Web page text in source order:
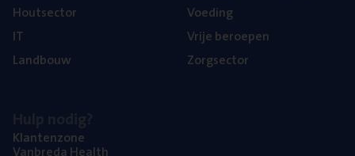
Hout­sec­tor
IT
Land­bouw
Voe­ding
Vrije beroe­pen
Zorg­sec­tor
Klan­ten­zo­ne
Van­b­re­da Health